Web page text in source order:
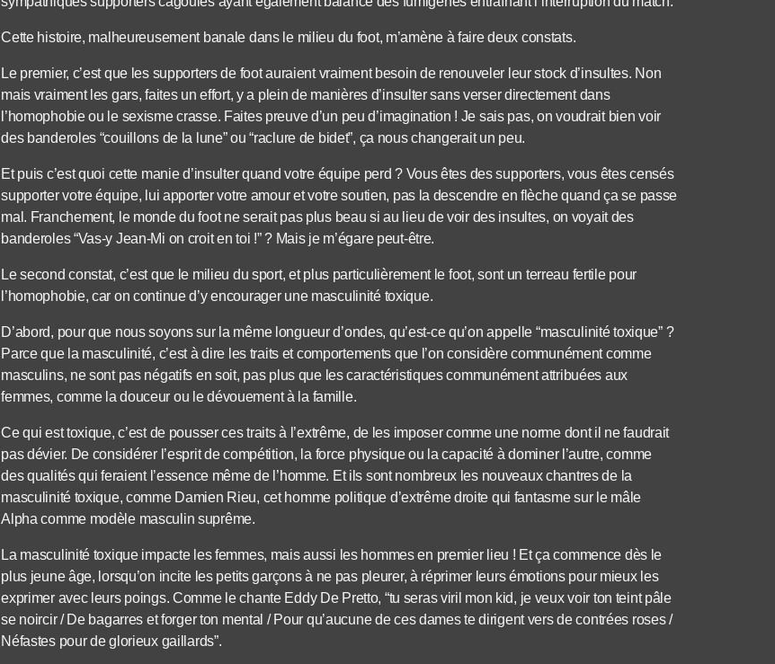
Cette histoire, malheureusement banale dans le milieu du foot, m’amène à faire deux constats.
Le premier, c’est que les supporters de foot auraient vraiment besoin de renouveler leur stock d’insultes. Non
mais vraiment les gars, faites un effort, y a plein de manières d’insulter sans verser directement dans
l’homophobie ou le sexisme crasse. Faites preuve d’un peu d’imagination ! Je sais pas, on voudrait bien voir
des banderoles “couillons de la lune” ou “raclure de bidet”, ça nous changerait un peu.
Et puis c’est quoi cette manie d’insulter quand votre équipe perd ? Vous êtes des supporters, vous êtes censés
supporter votre équipe, lui apporter votre amour et votre soutien, pas la descendre en flèche quand ça se passe
mal. Franchement, le monde du foot ne serait pas plus beau si au lieu de voir des insultes, on voyait des
banderoles “Vas-y Jean-Mi on croit en toi !” ? Mais je m’égare peut-être.
Le second constat, c’est que le milieu du sport, et plus particulièrement le foot, sont un terreau fertile pour
l’homophobie, car on continue d’y encourager une masculinité toxique.
D’abord, pour que nous soyons sur la même longueur d’ondes, qu’est-ce qu’on appelle “masculinité toxique” ?
Parce que la masculinité, c’est à dire les traits et comportements que l’on considère communément comme
masculins, ne sont pas négatifs en soit, pas plus que les caractéristiques communément attribuées aux
femmes, comme la douceur ou le dévouement à la famille.
Ce qui est toxique, c’est de pousser ces traits à l’extrême, de les imposer comme une norme dont il ne faudrait
pas dévier. De considérer l’esprit de compétition, la force physique ou la capacité à dominer l’autre, comme
des qualités qui feraient l’essence même de l’homme. Et ils sont nombreux les nouveaux chantres de la
masculinité toxique, comme Damien Rieu, cet homme politique d’extrême droite qui fantasme sur le mâle
Alpha comme modèle masculin suprême.
La masculinité toxique impacte les femmes, mais aussi les hommes en premier lieu ! Et ça commence dès le
plus jeune âge, lorsqu’on incite les petits garçons à ne pas pleurer, à réprimer leurs émotions pour mieux les
exprimer avec leurs poings. Comme le chante Eddy De Pretto, “tu seras viril mon kid, je veux voir ton teint pâle
se noircir / De bagarres et forger ton mental / Pour qu’aucune de ces dames te dirigent vers de contrées roses /
Néfastes pour de glorieux gaillards”.